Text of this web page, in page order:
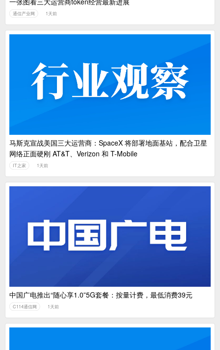
通信产业网 1天前
马斯克宣战美国三大运营商：SpaceX 将部署地面基站，配合卫星
网络正面硬刚 AT&T、Verizon 和 T-Mobile
IT之家 1天前
中国广电推出“随心享1.0”5G套餐：按量计费，最低消费39元
C114通信网 1天前